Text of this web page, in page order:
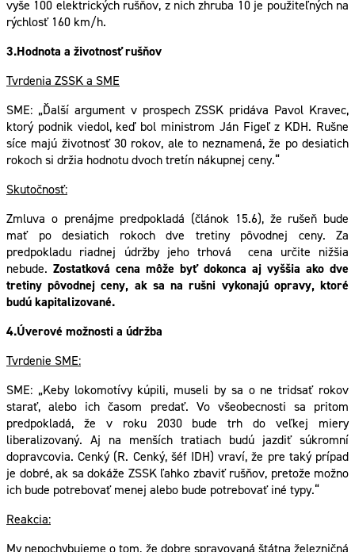
vyše 100 elektrických rušňov, z nich zhruba 10 je použiteľných na
rýchlosť 160 km/h.
3.Hodnota a životnosť rušňov
Tvrdenia ZSSK a SME
SME: „Ďalší argument v prospech ZSSK pridáva Pavol Kravec,
ktorý podnik viedol, keď bol ministrom Ján Figeľ z KDH. Rušne
síce majú životnosť 30 rokov, ale to neznamená, že po desiatich
rokoch si držia hodnotu dvoch tretín nákupnej ceny.“
Skutočnosť:
Zmluva o prenájme predpokladá (článok 15.6), že rušeň bude
mať po desiatich rokoch dve tretiny pôvodnej ceny. Za
predpokladu riadnej údržby jeho trhová cena určite nižšia
nebude. Zostatková cena môže byť dokonca aj vyššia ako dve
tretiny pôvodnej ceny, ak sa na rušni vykonajú opravy, ktoré
budú kapitalizované.
4.Úverové možnosti a údržba
Tvrdenie SME:
SME: „Keby lokomotívy kúpili, museli by sa o ne tridsať rokov
starať, alebo ich časom predať. Vo všeobecnosti sa pritom
predpokladá, že v roku 2030 bude trh do veľkej miery
liberalizovaný. Aj na menších tratiach budú jazdiť súkromní
dopravcovia. Cenký (R. Cenký, šéf IDH) vraví, že pre taký prípad
je dobré, ak sa dokáže ZSSK ľahko zbaviť rušňov, pretože možno
ich bude potrebovať menej alebo bude potrebovať iné typy.“
Reakcia:
My nepochybujeme o tom, že dobre spravovaná štátna železničná